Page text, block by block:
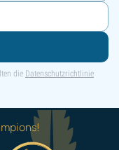
die Datenschutzrichtlinie